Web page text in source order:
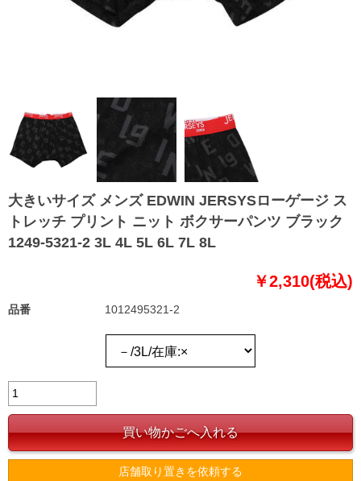
大きいサイズ メンズ EDWIN JERSYSローゲージ ス
トレッチ プリント ニット ボクサーパンツ ブラック
1249-5321-2 3L 4L 5L 6L 7L 8L
￥2,310(税込)
品番 1012495321-2
店舗取り置きを依頼する